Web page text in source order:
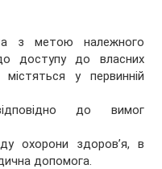
з метою належного
доступу до власних
у первинній
до вимог
охорони здоров’я, в
допомога.